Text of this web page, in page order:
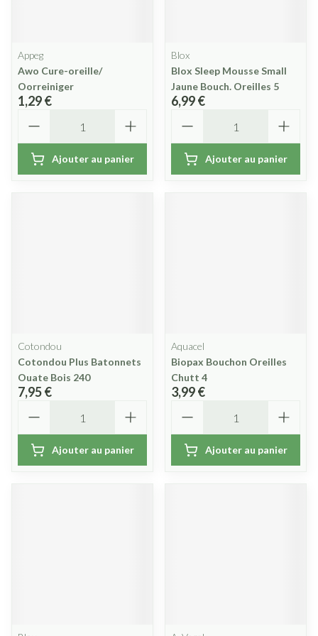
Appeg
Awo Cure-oreille/
Oorreiniger
1,29 €
Ajouter au panier
Blox
Blox Sleep Mousse Small
Jaune Bouch. Oreilles 5
6,99 €
Ajouter au panier
Cotondou
Cotondou Plus Batonnets
Ouate Bois 240
7,95 €
Ajouter au panier
Aquacel
Biopax Bouchon Oreilles
Chutt 4
3,99 €
Ajouter au panier